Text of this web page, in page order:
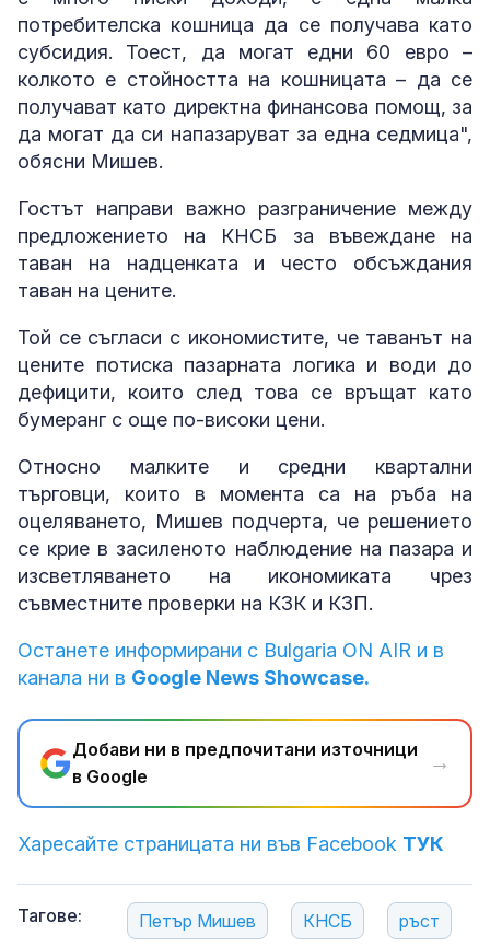
потребителска кошница да се получава като
субсидия. Тоест, да могат едни 60 евро –
колкото е стойността на кошницата – да се
получават като директна финансова помощ, за
да могат да си напазаруват за една седмица",
обясни Мишев.
Гостът направи важно разграничение между
предложението на КНСБ за въвеждане на
таван на надценката и често обсъждания
таван на цените.
Той се съгласи с икономистите, че таванът на
цените потиска пазарната логика и води до
дефицити, които след това се връщат като
бумеранг с още по-високи цени.
Относно малките и средни квартални
търговци, които в момента са на ръба на
оцеляването, Мишев подчерта, че решението
се крие в засиленото наблюдение на пазара и
изсветляването на икономиката чрез
съвместните проверки на КЗК и КЗП.
Останете информирани с Bulgaria ON AIR и в
канала ни в Google News Showcase.
Добави ни в предпочитани източници
в Google
→
Харесайте страницата ни във Facebook ТУК
Тагове: Петър Мишев КНСБ ръст